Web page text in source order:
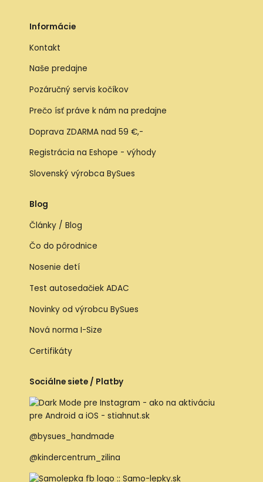
Informácie
Kontakt
Naše predajne
Pozáručný servis kočíkov
Prečo ísť práve k nám na predajne
Doprava ZDARMA nad 59 €,-
Registrácia na Eshope - výhody
Slovenský výrobca BySues
Blog
Články / Blog
Čo do pôrodnice
Nosenie detí
Test autosedačiek ADAC
Novinky od výrobcu BySues
Nová norma I-Size
Certifikáty
Sociálne siete / Platby
@bysues_handmade
@kindercentrum_zilina